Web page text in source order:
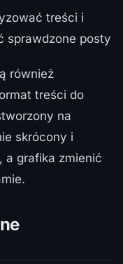
treści i
sprawdzone posty
również
treści do
na
skrócony i
a grafika zmienić